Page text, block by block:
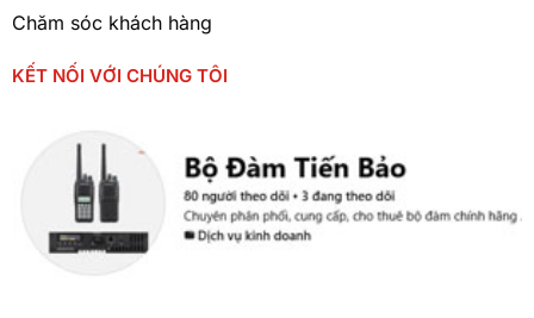
Chăm sóc khách hàng
KẾT NỐI VỚI CHÚNG TÔI